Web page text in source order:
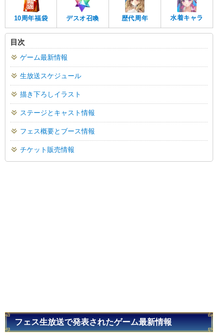
10周年福袋 デスオ召喚 歴代周年 水着キャラ
目次
ゲーム最新情報
生放送スケジュール
描き下ろしイラスト
ステージとキャスト情報
フェス概要とブース情報
チケット販売情報
フェス生放送で発表されたゲーム最新情報